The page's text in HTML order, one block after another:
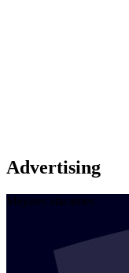
Advertising
Mejores atacantes